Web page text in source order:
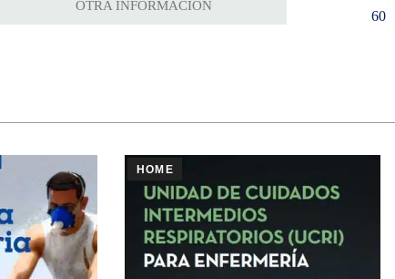
OTRA INFORMACIÓN
60
HOME